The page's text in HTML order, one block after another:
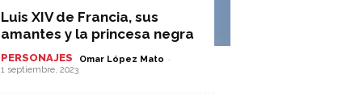
Luis XIV de Francia, sus
amantes y la princesa negra
PERSONAJES Omar López Mato -
1 septiembre, 2023